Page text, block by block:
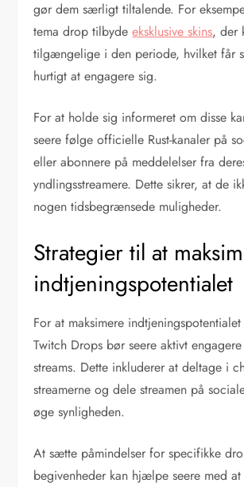
gør dem særligt tiltalende. For
tema drop tilbydeeksklusive skins, der
tilgængelige i den periode, hvilket får
hurtigt at engagere sig.
For at holde sig informeret om disse
seere følge officielle Rust-kanaler på
eller abonnere på meddelelser fra
yndlingsstreamere. Dette sikrer, at de
nogen tidsbegrænsede muligheder.
Strategier til at
indtjeningspotentialet
For at maksimere indtjeningspotentialet
Twitch Drops bør seere aktivt
streams. Dette inkluderer at deltage i
streamerne og dele streamen på
øge synligheden.
At sætte påmindelser for specifikke
begivenheder kan hjælpe seere med